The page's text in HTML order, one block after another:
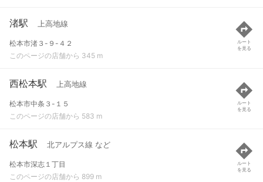
渚駅 上高地線
松本市渚３-９-４２
このページの店舗から 345 m
ルート
を見る
西松本駅 上高地線
松本市中条３-１５
このページの店舗から 583 m
ルート
を見る
松本駅 北アルプス線 など
松本市深志１丁目
このページの店舗から 899 m
ルート
を見る